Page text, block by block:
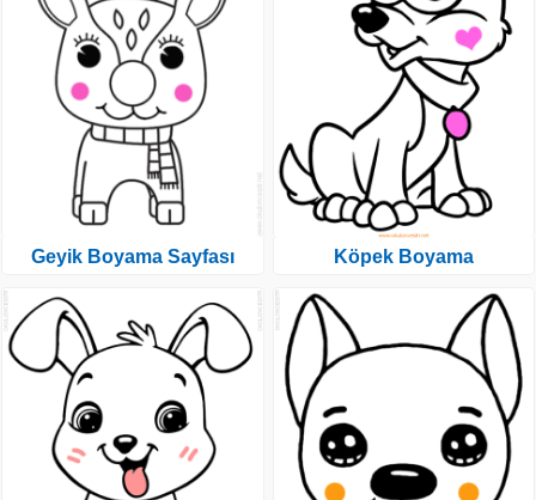
Geyik Boyama Sayfası Köpek Boyama